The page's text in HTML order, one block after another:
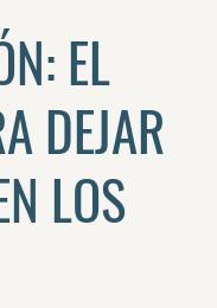
EL
DEJAR
LOS